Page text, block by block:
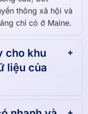
thông xã hội và
chỉ có ở Maine.
cho khu
liệu của
nhanh và